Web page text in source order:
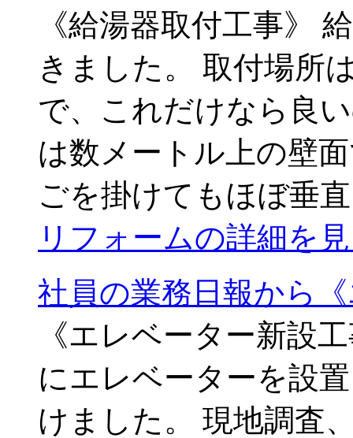
《給湯器取付工事》
きました。 取付場所
で、これだけなら良
は数メートル上の壁
ごを掛けてもほぼ垂
リフォームの詳細を
社員の業務日報から
《エレベーター新設
にエレベーターを設
けました。 現地調査